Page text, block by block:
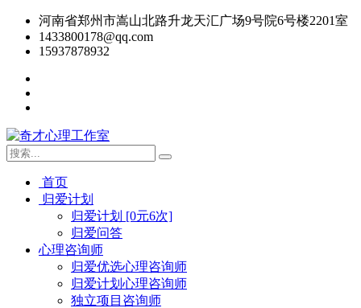
河南省郑州市嵩山北路升龙天汇广场9号院6号楼2201室
1433800178@qq.com
15937878932
首页
归爱计划
归爱计划 [0元6次]
归爱问答
心理咨询师
归爱优选心理咨询师
归爱计划心理咨询师
独立项目咨询师